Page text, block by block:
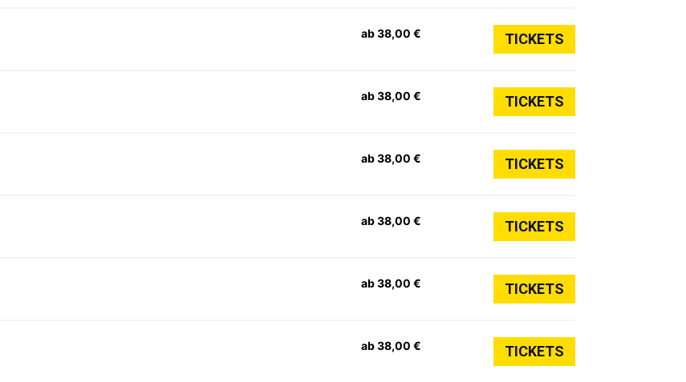
ab 38,00 € TICKETS
ab 38,00 € TICKETS
ab 38,00 € TICKETS
ab 38,00 € TICKETS
ab 38,00 € TICKETS
ab 38,00 € TICKETS